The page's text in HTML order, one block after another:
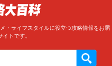
・ライフスタイルに役立つ攻略情報をお届
トです。